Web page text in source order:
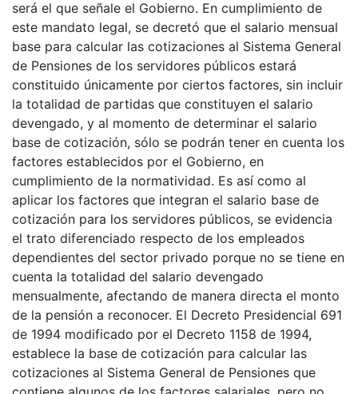
será el que señale el Gobierno. En cumplimiento de
este mandato legal, se decretó que el salario mensual
base para calcular las cotizaciones al Sistema General
de Pensiones de los servidores públicos estará
constituido únicamente por ciertos factores, sin incluir
la totalidad de partidas que constituyen el salario
devengado, y al momento de determinar el salario
base de cotización, sólo se podrán tener en cuenta los
factores establecidos por el Gobierno, en
cumplimiento de la normatividad. Es así como al
aplicar los factores que integran el salario base de
cotización para los servidores públicos, se evidencia
el trato diferenciado respecto de los empleados
dependientes del sector privado porque no se tiene en
cuenta la totalidad del salario devengado
mensualmente, afectando de manera directa el monto
de la pensión a reconocer. El Decreto Presidencial 691
de 1994 modificado por el Decreto 1158 de 1994,
establece la base de cotización para calcular las
cotizaciones al Sistema General de Pensiones que